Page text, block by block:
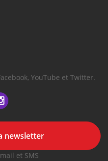
YouTube et Twitter.
newsletter
et SMS